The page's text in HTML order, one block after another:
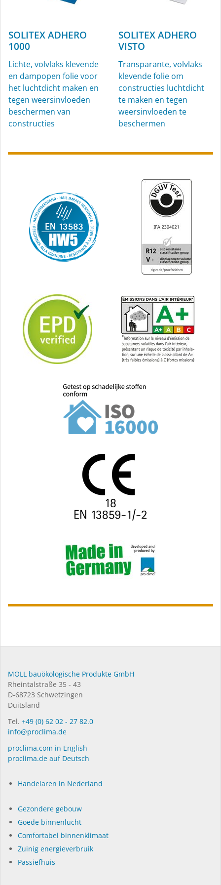
AEROSANA
VISCONN
Vorst- en vochtbestendig
spuitafdichting,
vochtvariabel,
blauw/zwart
SOLITEX ADHERO
1000
Lichte, volvlaks klevende
en dampopen folie voor
het luchtdicht maken en
tegen weersinvloeden
beschermen van
constructies
SOLITEX ADHERO
VISTO
Transparante, volvlaks
klevende folie om
constructies luchtdicht
te maken en tegen
weersinvloeden te
beschermen
MOLL bauökologische Produkte GmbH
Rheintalstraße 35 - 43
D-68723 Schwetzingen
Duitsland
Tel. +49 (0) 62 02 - 27 82.0
info@proclima.de
proclima.com in English
proclima.de auf Deutsch
Handelaren in Nederland
Gezondere gebouw
Goede binnenlucht
Comfortabel binnenklimaat
Zuinig energieverbruik
Passiefhuis